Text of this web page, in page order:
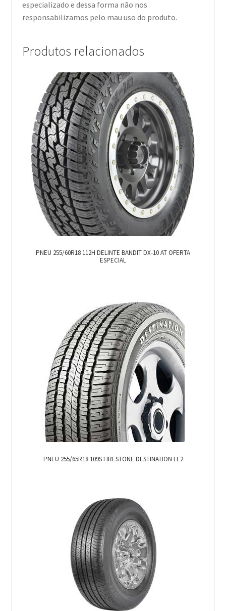
especializado e dessa forma não nos
responsabilizamos pelo mau uso do produto.
Produtos relacionados
PNEU 255/60R18 112H DELINTE BANDIT DX-10 AT OFERTA
ESPECIAL
PNEU 255/65R18 109S FIRESTONE DESTINATION LE2